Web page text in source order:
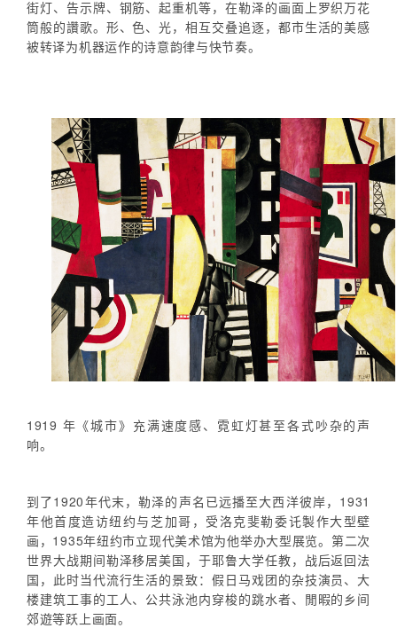
街灯、告示牌、钢筋、起重机等，在勒泽的画面上罗织万花
筒般的讚歌。形、色、光，相互交叠追逐，都市生活的美感
被转译为机器运作的诗意韵律与快节奏。
1919 年《城市》充满速度感、霓虹灯甚至各式吵杂的声
响。
到了1920年代末，勒泽的声名已远播至大西洋彼岸，1931
年他首度造访纽约与芝加哥，受洛克斐勒委讬製作大型壁
画，1935年纽约市立现代美术馆为他举办大型展览。第二次
世界大战期间勒泽移居美国，于耶鲁大学任教，战后返回法
国，此时当代流行生活的景致：假日马戏团的杂技演员、大
楼建筑工事的工人、公共泳池内穿梭的跳水者、閒暇的乡间
郊遊等跃上画面。